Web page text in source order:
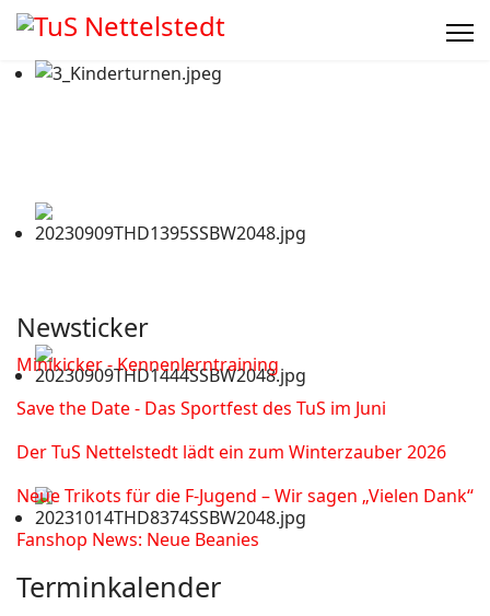
Newsticker
Minikicker - Kennenlerntraining
Save the Date - Das Sportfest des TuS im Juni
Der TuS Nettelstedt lädt ein zum Winterzauber 2026
Neue Trikots für die F-Jugend – Wir sagen „Vielen Dank“
Fanshop News: Neue Beanies
Terminkalender